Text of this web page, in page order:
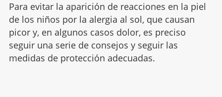
Para evitar la aparición de reacciones en la piel
de los niños por la alergia al sol, que causan
picor y, en algunos casos dolor, es preciso
seguir una serie de consejos y seguir las
medidas de protección adecuadas.